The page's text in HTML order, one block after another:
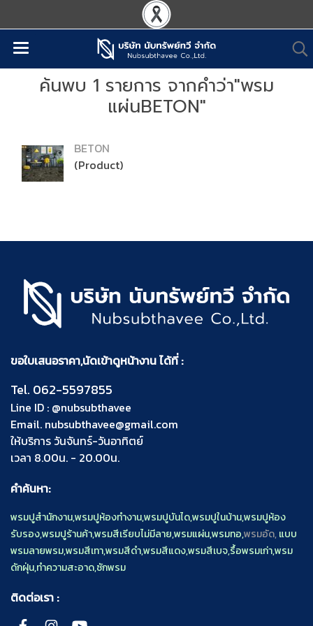
ค้นพบ 1 รายการ จากคำว่า"พรม
แผ่นBETON"
BETON
(Product)
ขอใบเสนอราคา,นัดเข้าดูหน้างาน ได้ที่ :
Tel. 062-5597855
Line ID : @nubsubthavee
Email. nubsubthavee@gmail.com
ให้บริการ วันจันทร์-วันอาทิตย์
เวลา 8.00น. - 20.00น.
คำค้นหา:
พรมปูสำนักงาน,พรมปูห้องทำงาน,พรมปูบันได,พรมปูในบ้าน,พรมปูห้อง
รับรอง,พรมปูร้านค้า,พรมสีเรียบไม่มีลาย,พรมแผ่น,พรมทอ,พรมอัด,แบบ
พรมลายพรม,พรมสีเทา,พรมสีดำ,พรมสีแดง,พรมสีเบจ,รื้อพรมเก่า,พรม
ดักฝุ่น,ทำความสะอาด,ซักพรม
ติดต่อเรา :